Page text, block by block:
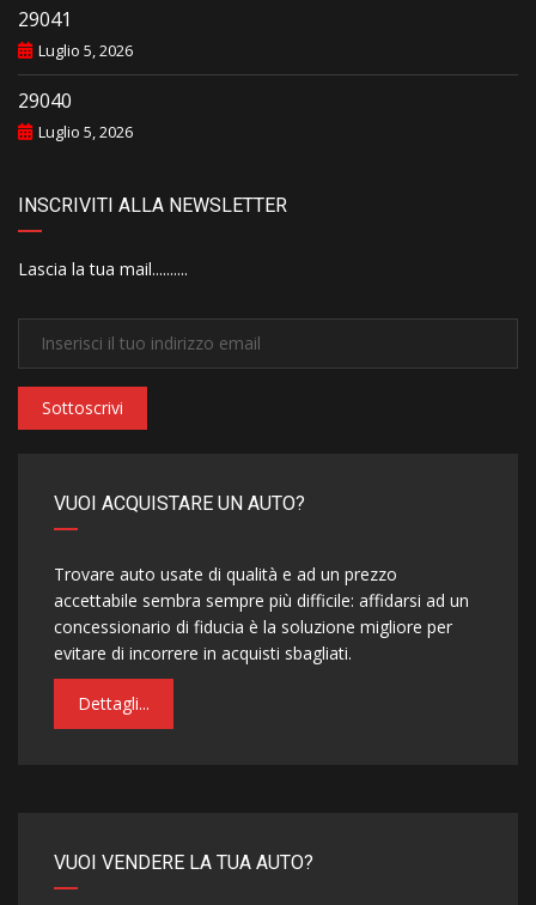
29041
Luglio 5, 2026
29040
Luglio 5, 2026
INSCRIVITI ALLA NEWSLETTER
Lascia la tua mail..........
Sottoscrivi
VUOI ACQUISTARE UN AUTO?
Trovare auto usate di qualità e ad un prezzo
accettabile sembra sempre più difficile: affidarsi ad un
concessionario di fiducia è la soluzione migliore per
evitare di incorrere in acquisti sbagliati.
Dettagli...
VUOI VENDERE LA TUA AUTO?